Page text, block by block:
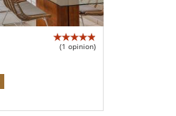
(1 opinion)